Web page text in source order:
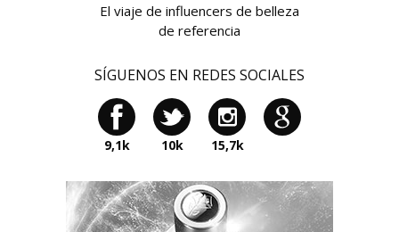
El viaje de influencers de belleza
de referencia
SÍGUENOS EN REDES SOCIALES
9,1k 10k 15,7k